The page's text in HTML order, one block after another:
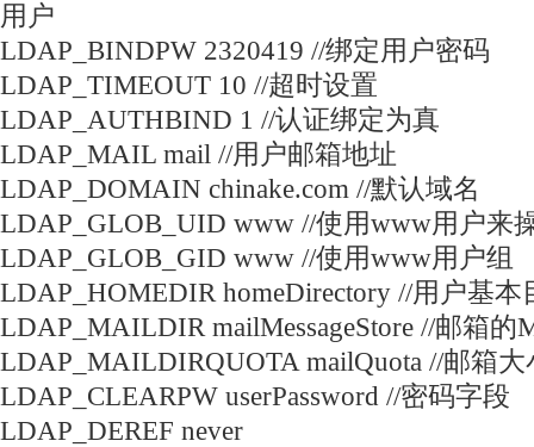
用户
LDAP_BINDPW 2320419 //绑定用户密码
LDAP_TIMEOUT 10 //超时设置
LDAP_AUTHBIND 1 //认证绑定为真
LDAP_MAIL mail //用户邮箱地址
LDAP_DOMAIN chinake.com //默认域名
LDAP_GLOB_UID www //使用www用户来
LDAP_GLOB_GID www //使用www用户组
LDAP_HOMEDIR homeDirectory //用户基本
LDAP_MAILDIR mailMessageStore //邮箱的
LDAP_MAILDIRQUOTA mailQuota //邮箱大
LDAP_CLEARPW userPassword //密码字段
LDAP_DEREF never